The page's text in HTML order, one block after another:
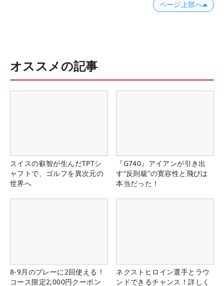
ページ上部へ
オススメの記事
スイスの叡智が生んだTPTシ
ャフトで、ゴルフを異次元の
世界へ
『G740』アイアンが引き出
す“反則級”の寛容性と飛びは
本当だった！
8-9月のプレーに2回使える！
コース限定2,000円クーポン
ネクストヒロイン選手とラウ
ンドできるチャンス！詳しく